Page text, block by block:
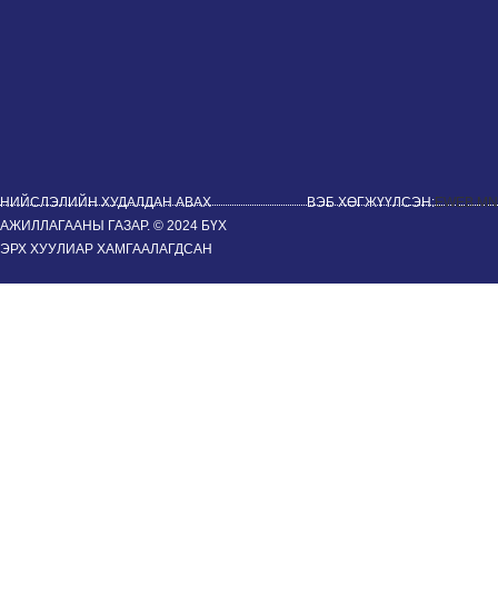
НИЙСЛЭЛИЙН ХУДАЛДАН АВАХ
АЖИЛЛАГААНЫ ГАЗАР. © 2024 БҮХ
ЭРХ ХУУЛИАР ХАМГААЛАГДСАН
ВЭБ ХӨГЖҮҮЛСЭН:EWEB.MN